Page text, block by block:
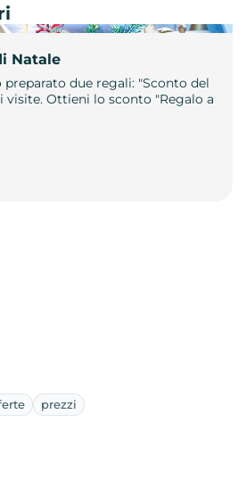
Natale
preparato due regali: "Sconto del
visite. Ottieni lo sconto "Regalo a
prezzi